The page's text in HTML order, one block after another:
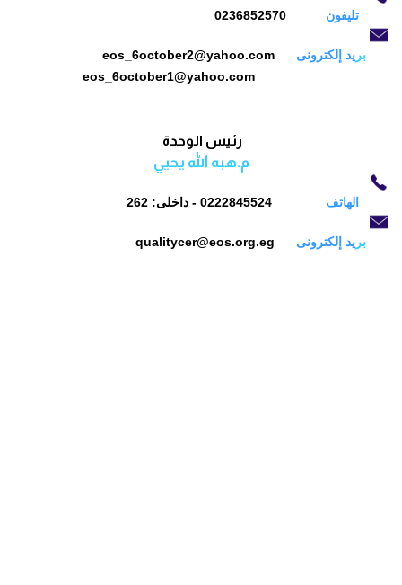
تليفون 0236852570
بر يد إلكترونى
eos_6october2@yahoo.com
رئيس الوحدة
م.هبه الله يحيي
الهاتف 0222845524 - داخلى: 262
بر يد إلكترونى qualitycer@eos.org.eg